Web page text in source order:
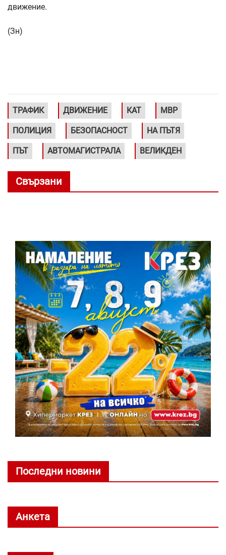
движение.
(Зн)
ТРАФИК ДВИЖЕНИЕ КАТ МВР
ПОЛИЦИЯ БЕЗОПАСНОСТ НА ПЪТЯ
ПЪТ АВТОМАГИСТРАЛА ВЕЛИКДЕН
Свързани
Последни новини
Анкета